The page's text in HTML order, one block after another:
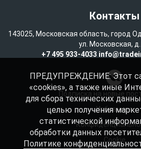
Контакты
143025, Московская область, город
ул. Московская, д.
+7 495 933-4033
Подписка на новые
Избранное
Cookie
ПРЕДУПРЕЖДЕНИЕ: Этот
«cookies», а также иные
для сбора технических
целью получения
статистической
обработки данных
Политике